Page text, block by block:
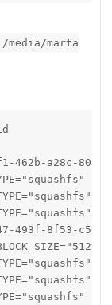
media/marta
462b-a28c-
493f-8f53-